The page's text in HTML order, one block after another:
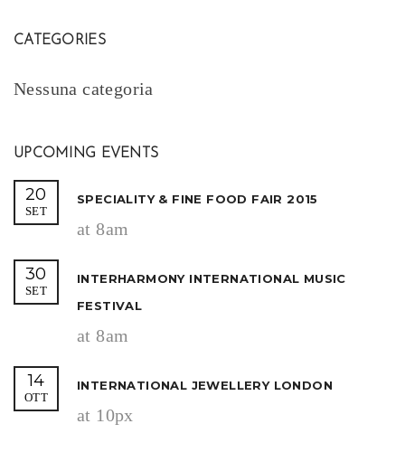
CATEGORIES
Nessuna categoria
UPCOMING EVENTS
20
SET
SPECIALITY & FINE FOOD FAIR 2015
at 8am
30
SET
INTERHARMONY INTERNATIONAL MUSIC
FESTIVAL
at 8am
14
OTT
INTERNATIONAL JEWELLERY LONDON
at 10px